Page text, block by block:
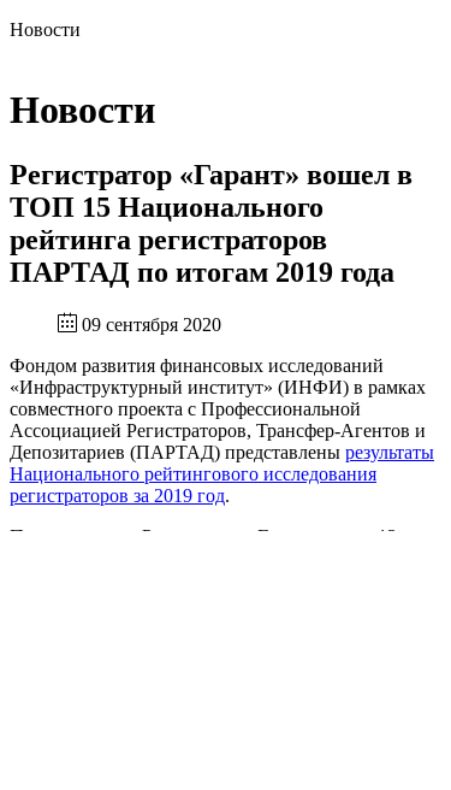
Новости
Новости
Регистратор «Гарант» вошел в
ТОП 15 Национального
рейтинга регистраторов
ПАРТАД по итогам 2019 года
09 сентября 2020
Фондом развития финансовых исследований
«Инфраструктурный институт» (ИНФИ) в рамках
совместного проекта с Профессиональной
Ассоциацией Регистраторов, Трансфер-Агентов и
Депозитариев (ПАРТАД) представлены результаты
Национального рейтингового исследования
регистраторов за 2019 год.
По итогам года Регистратор «Гарант» занял 13